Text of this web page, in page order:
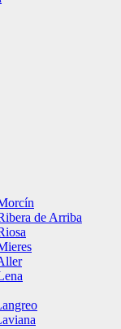
de Arriba